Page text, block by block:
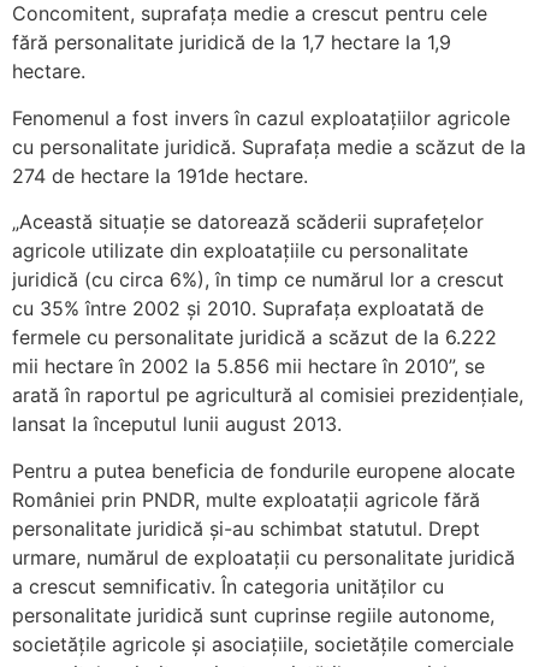
Concomitent, suprafaţa medie a crescut pentru cele
fără personalitate juridică de la 1,7 hectare la 1,9
hectare.
Fenomenul a fost invers în cazul exploatațiilor agricole
cu personalitate juridică. Suprafaţa medie a scăzut de la
274 de hectare la 191de hectare.
„Această situaţie se datorează scăderii suprafeţelor
agricole utilizate din exploataţiile cu personalitate
juridică (cu circa 6%), în timp ce numărul lor a crescut
cu 35% între 2002 şi 2010. Suprafaţa exploatată de
fermele cu personalitate juridică a scăzut de la 6.222
mii hectare în 2002 la 5.856 mii hectare în 2010”, se
arată în raportul pe agricultură al comisiei prezidențiale,
lansat la începutul lunii august 2013.
Pentru a putea beneficia de fondurile europene alocate
României prin PNDR, multe exploatații agricole fără
personalitate juridică și-au schimbat statutul. Drept
urmare, numărul de exploatații cu personalitate juridică
a crescut semnificativ. În categoria unităţilor cu
personalitate juridică sunt cuprinse regiile autonome,
societăţile agricole şi asociaţiile, societăţile comerciale